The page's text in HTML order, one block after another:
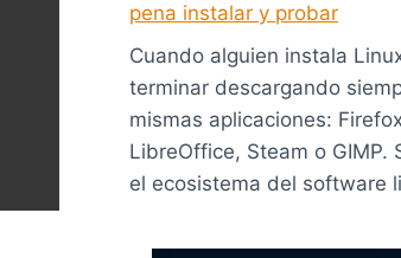
pena instalar y probar
Cuando alguien instala
terminar descargando
mismas aplicaciones:
LibreOffice, Steam o GIMP.
el ecosistema del software